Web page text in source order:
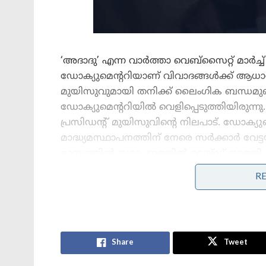
‘അദാദു’ എന്ന വാർത്താ വെബ്സൈറ്റ്
ഡോക്യുമെന്ററിയാണ് വിവാദങ്ങൾക്ക്
മുയിസുവുമായി തനിക്ക് ലൈംഗിക
ഡോക്യുമെന്ററിയിൽ
പ്രസിഡന്റ് മുയിസുവിന്റെ നിലപാട്.
മാദ്ധ്യമസ്ഥാപനത്തിന് നേരെ സർക്കാർ
പിടിച്ചെടുത്തിരുന്നു. പ്രസിഡന്റിനോട്
‘പാകിസ്താനിൽ വീണ്ടും സൈനിക
Share Tweet